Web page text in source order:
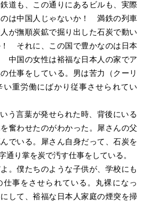
道も、この通りにあるビルも、実際
は中国人じゃないか！ 満鉄の列車
が撫順炭鉱で掘り出した石炭で動い
それに、この国で豊かなのは日本
中国の女性は裕福な日本人の家でア
仕事をしている。男は苦力（クーリ
い重労働にばかり従事させられてい
う言葉が発せられた時、背後にいる
奮わせたのがわかった。犀さんの父
でいる。犀さん自身だって、石炭を
通り掌を炭で汚す仕事をしている。
よ。僕たちのような子供が、学校にも
仕事をさせられている。丸裸になっ
して、裕福な日本人家庭の煙突を掃